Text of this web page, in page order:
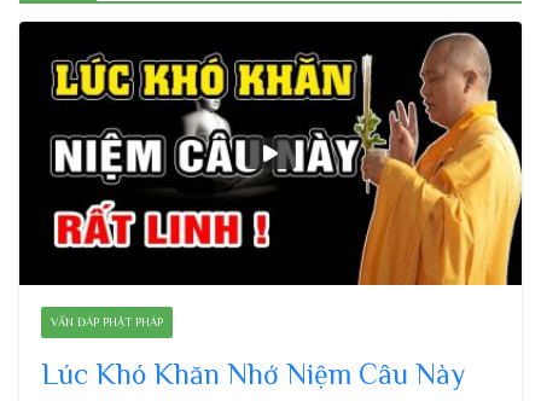
VẤN ĐÁP PHẬT PHÁP
Lúc Khó Khăn Nhớ Niệm Câu Này